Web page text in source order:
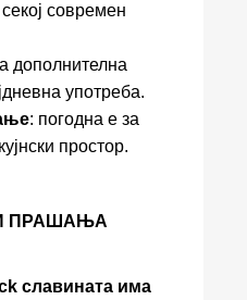
современ
дополнителна
употреба.
: погодна е за
простор.
ПРАШАЊА
славината има